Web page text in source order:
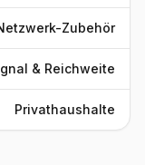
Zubehör
& Reichweite
Privathaushalte